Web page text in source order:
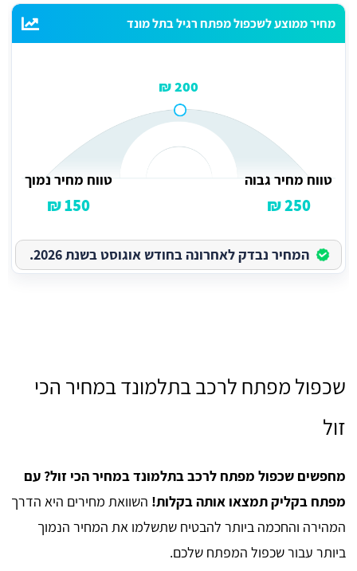
מחיר ממוצע לשכפול מפתח רגיל בתל מונד
200 ₪
טווח מחיר גבוה
250 ₪
טווח מחיר נמוך
150 ₪
המחיר נבדק לאחרונה בחודש אוגוסט בשנת 2026.
שכפול מפתח לרכב בתלמונד במחיר הכי
זול
מחפשים שכפול מפתח לרכב בתלמונד במחיר הכי זול? עם
מפתח בקליק תמצאו אותה בקלות! השוואת מחירים היא הדרך
המהירה והחכמה ביותר להבטיח שתשלמו את המחיר הנמוך
ביותר עבור שכפול המפתח שלכם.